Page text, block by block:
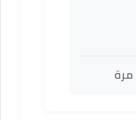
مرة